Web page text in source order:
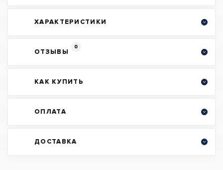
ХАРАКТЕРИСТИКИ
ОТЗЫВЫ
0
КАК КУПИТЬ
ОПЛАТА
ДОСТАВКА